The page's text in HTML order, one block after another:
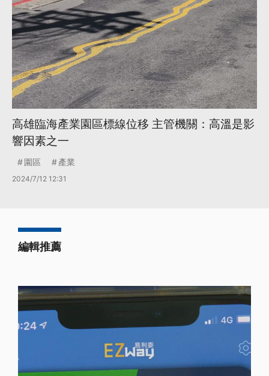
高雄臨海產業園區標線位移 主管機關：高溫是影
響因素之一
園區 產業
2024/7/12 12:31
編輯推薦